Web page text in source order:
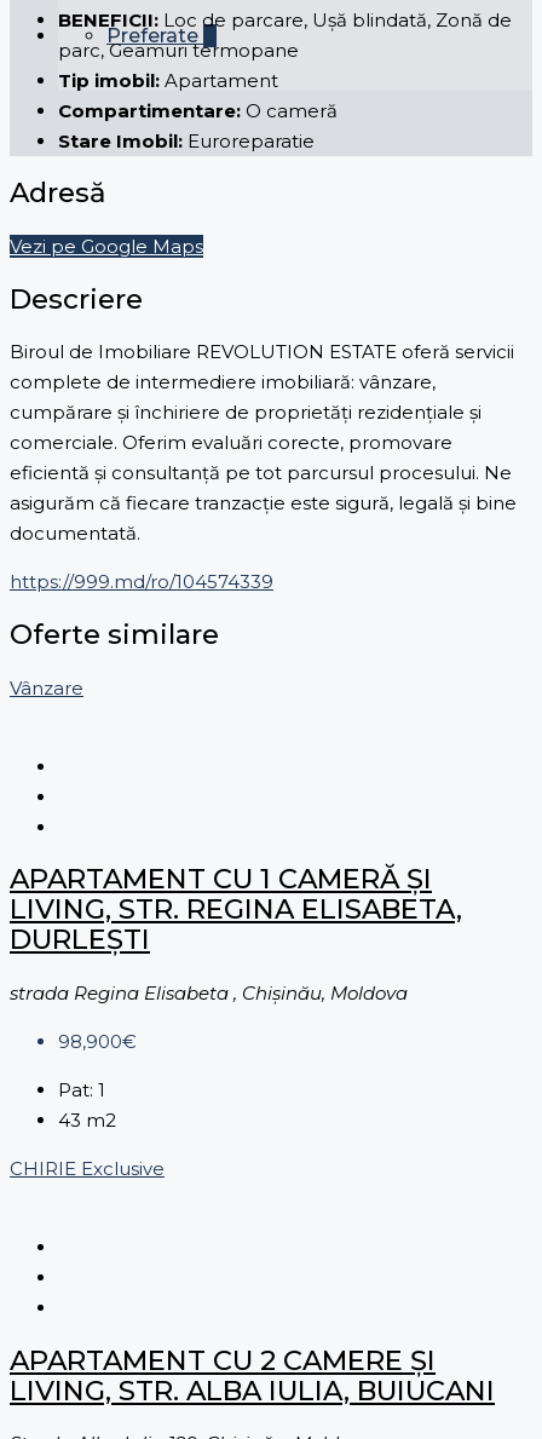
Preferate
BENEFICII: Loc de parcare, Ușă blindată, Zonă de
parc, Geamuri termopane
Tip imobil: Apartament
Compartimentare: O cameră
Stare Imobil: Euroreparatie
Adresă
Vezi pe Google Maps
Descriere
Biroul de Imobiliare REVOLUTION ESTATE oferă servicii
complete de intermediere imobiliară: vânzare,
cumpărare și închiriere de proprietăți rezidențiale și
comerciale. Oferim evaluări corecte, promovare
eficientă și consultanță pe tot parcursul procesului. Ne
asigurăm că fiecare tranzacție este sigură, legală și bine
documentată.
https://999.md/ro/104574339
Oferte similare
Vânzare
APARTAMENT CU 1 CAMERĂ ȘI
LIVING, STR. REGINA ELISABETA,
DURLEȘTI
strada Regina Elisabeta , Chișinău, Moldova
98,900€
Pat: 1
43 m2
CHIRIE Exclusive
APARTAMENT CU 2 CAMERE ȘI
LIVING, STR. ALBA IULIA, BUIUCANI